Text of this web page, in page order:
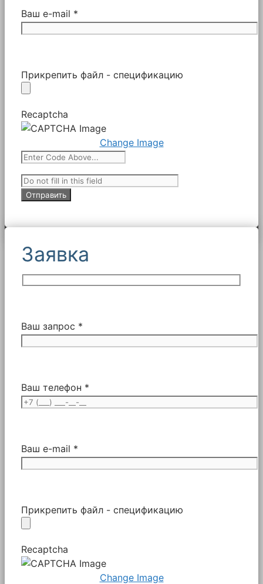
Ваш e-mail *
Прикрепить файл - спецификацию
Recaptcha
Change Image
Заявка
Ваш запрос *
Ваш телефон *
Ваш e-mail *
Прикрепить файл - спецификацию
Recaptcha
Change Image